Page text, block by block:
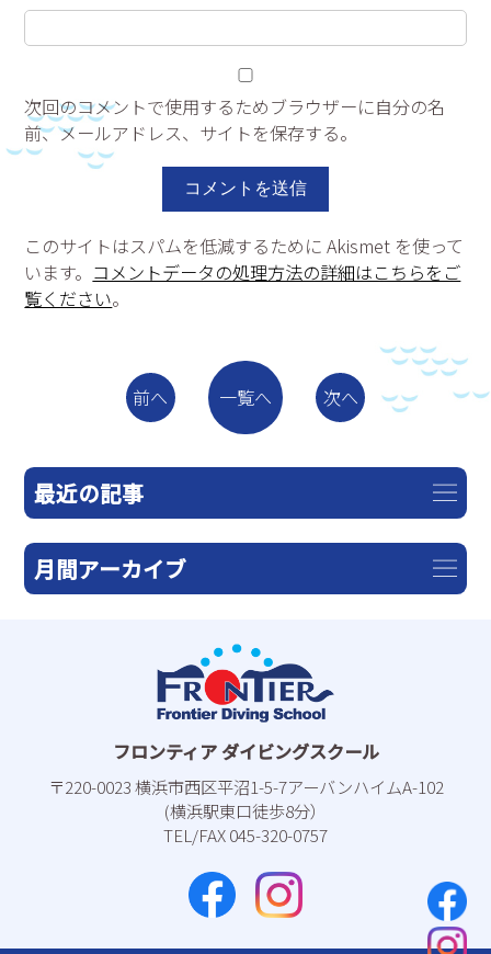
次回のコメントで使用するためブラウザーに自分の名
前、メールアドレス、サイトを保存する。
このサイトはスパムを低減するために Akismet を使って
います。 コメントデータの処理方法の詳細はこちらをご
覧ください。
前へ 一覧へ 次へ
最近の記事
月間アーカイブ
フロンティア ダイビングスクール
〒220-0023 横浜市⻄区平沼1-5-7アーバンハイムA-102
(横浜駅東⼝徒歩8分）
TEL/FAX 045-320-0757